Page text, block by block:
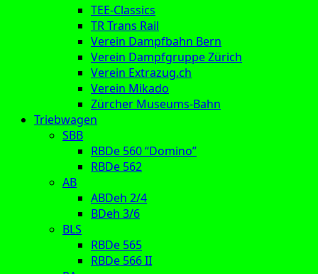
TEE-Classics
TR Trans Rail
Verein Dampfbahn Bern
Verein Dampfgruppe Zürich
Verein Extrazug.ch
Verein Mikado
Zürcher Museums-Bahn
Triebwagen
SBB
RBDe 560 “Domino”
RBDe 562
AB
ABDeh 2/4
BDeh 3/6
BLS
RBDe 565
RBDe 566 II